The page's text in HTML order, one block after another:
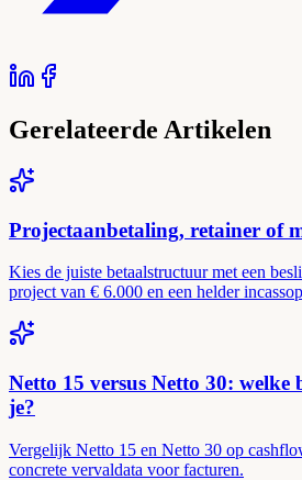
Gerelateerde Artikelen
Projectaanbetaling, retainer of
Kies de juiste betaalstructuur met een
project van € 6.000 en een helder
Netto 15 versus Netto 30: welke
je?
Vergelijk Netto 15 en Netto 30 op
concrete vervaldata voor facturen.